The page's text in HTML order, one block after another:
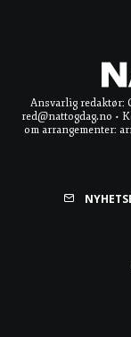
Ansvarlig redaktør:
red@nattogdag.no •
om arrangementer: